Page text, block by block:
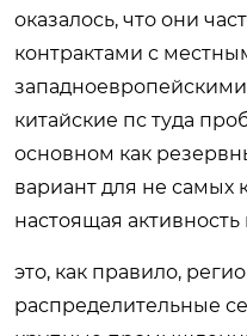
оказалось, что они
контрактами с
китайские пс туда
основном как
вариант для не самых
настоящая
это, как правило,
распределительные